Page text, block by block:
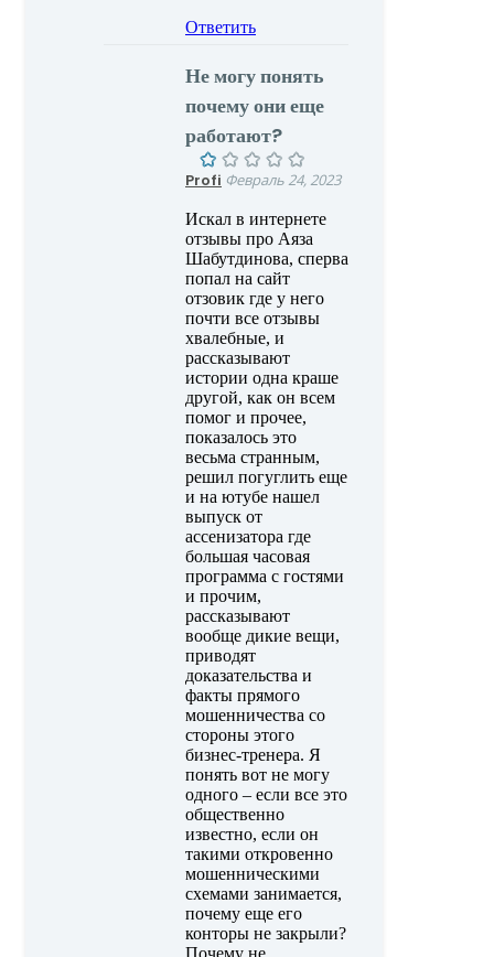
Ответить
Не могу понять
почему они еще
работают?
Profi Февраль 24, 2023
Искал в интернете
отзывы про Аяза
Шабутдинова, сперва
попал на сайт
отзовик где у него
почти все отзывы
хвалебные, и
рассказывают
истории одна краше
другой, как он всем
помог и прочее,
показалось это
весьма странным,
решил погуглить еще
и на ютубе нашел
выпуск от
ассенизатора где
большая часовая
программа с гостями
и прочим,
рассказывают
вообще дикие вещи,
приводят
доказательства и
факты прямого
мошенничества со
стороны этого
бизнес-тренера. Я
понять вот не могу
одного – если все это
общественно
известно, если он
такими откровенно
мошенническими
схемами занимается,
почему еще его
конторы не закрыли?
Почему не